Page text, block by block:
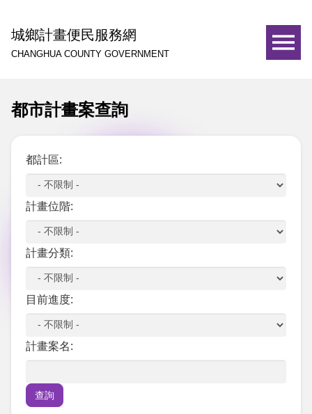
城鄉計畫便民服務網
CHANGHUA COUNTY GOVERNMENT
都市計畫案查詢
都計區:
計畫位階:
計畫分類:
目前進度:
計畫案名: